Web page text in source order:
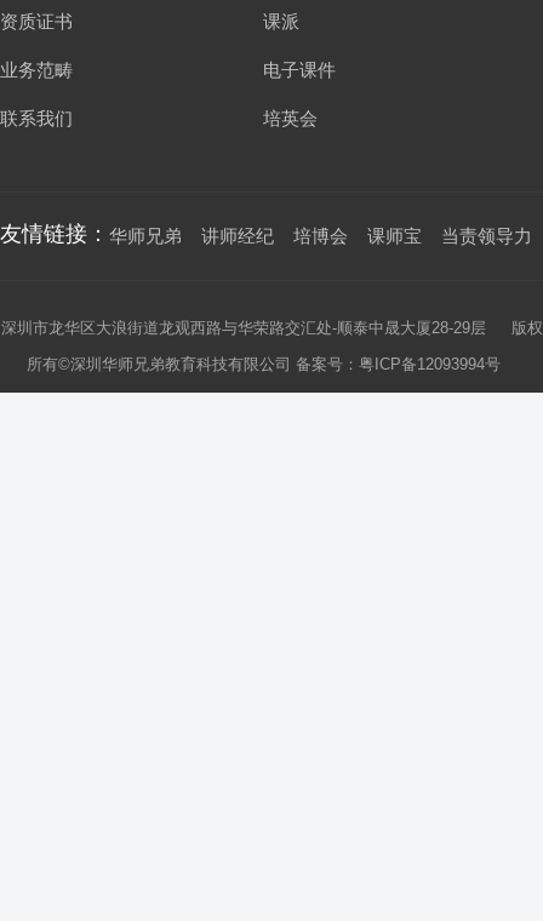
资质证书
业务范畴
联系我们
课派
电子课件
培英会
友情链接： 华师兄弟 讲师经纪 培博会 课师宝 当责领导力
深圳市龙华区大浪街道龙观西路与华荣路交汇处-顺泰中晟大厦28-29层 版权
所有©深圳华师兄弟教育科技有限公司 备案号： 粤ICP备12093994号